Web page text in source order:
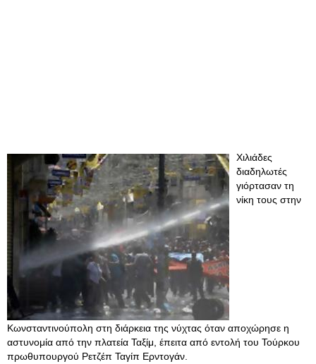
Χιλιάδες
διαδηλωτές
γιόρτασαν τη
νίκη τους στην
Κωνσταντινούπολη στη διάρκεια της νύχτας όταν αποχώρησε η
αστυνομία από την πλατεία Ταξίμ, έπειτα από εντολή του Τούρκου
πρωθυπουργού Ρετζέπ Ταγίπ Ερντογάν.